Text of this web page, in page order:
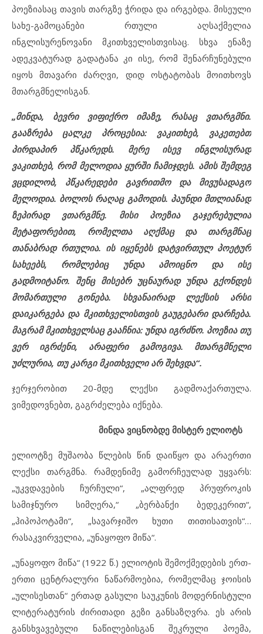
პოეზიასაც თავის თარგზე ჭრიდა და ირგებდა. მისეული
სახე-გამოცანები რთული აღსაქმელია
ინგლისურენოვანი მკითხველისთვისაც. სხვა ენაზე
ადეკვატურად გადატანა კი ისე, რომ შენარჩუნებული
იყოს მთავარი ძარღვი, დიდ ოსტატობას მოითხოვს
მთარგმნელისგან.
„მინდა, ბევრი ვიფიქრო იმაზე, რასაც ვთარგმნი.
გააზრება ცალკე პროცესია: ვაკითხებ, ვაკეთებთ
პირდაპირ პწკარედს. მერე ისევ ინგლისურად
ვაკითხებ, რომ მელოდია ყურში ჩამიჯდეს. ამის შემდეგ
ვცდილობ, პწკარედები გავრითმო და მივუსადაგო
მელოდია. ბოლოს რაღაც გამოდის. პაუნდი მთლიანად
ზეპირად ვთარგმნე. მისი პოეზია
გაჯერებულია
მეტაფორებით, რომელთა აღქმაც და თარგმნაც
თანაბრად რთულია. ის იყენებს დატვირთულ პოეტურ
სახეებს, რომლებიც უნდა ამოიცნო და ისე
გადმოიტანო. შენც მისებრ უცნაურად უნდა გქონდეს
მომართული გონება. სხვანაირად ლექსის არსი
დაიკარგება და მკითხველისთვის გაუგებარი დარჩება.
მაგრამ მკითხველსაც გააჩნია: უნდა იგრძნო. პოეზია თუ
ვერ იგრძენი, არაფერი გამოგივა. მთარგმნელი
უძლურია, თუ კარგი მკითხველი არ შეხვდა“.
ჯერჯერობით 20-მდე ლექსი გადმოაქართულა.
ვიმედოვნებთ, გაგრძელება იქნება.
მინდა ვიცნობდე მისტერ ელიოტს
ელიოტზე მუშაობა წლების წინ დაიწყო და არაერთი
ლექსი თარგმნა. რამდენიმე გამორჩეულად უყვარს:
„უკვდავების ჩურჩული“, „ალფრედ პრუფროკის
სამიჯნურო სიმღერა,“ „ბერბანქი ბედეკერით“,
„ჰიპოპოტამი“, „სავარჯიშო ხუთი თითისათვის“…
რასაკვირველია, „უნაყოფო მიწა“.
„უნაყოფო მიწა“ (1922 წ.) ელიოტის შემოქმედების ერთ-
ერთი ცენტრალური ნაწარმოებია, რომელმაც ჯოისის
„ულისესთან“ ერთად გასული საუკუნის მოდერნისტული
ლიტერატურის ძირითადი გეზი განსაზღვრა. ეს არის
განსხვავებული ნაწილებისგან შეკრული პოემა,